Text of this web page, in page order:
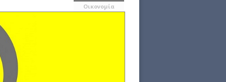
Οικονομία